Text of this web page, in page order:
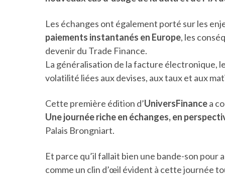
Les échanges ont également porté sur les
paiements instantanés en Europe, les
devenir du Trade Finance.
La généralisation de la facture électronique,
volatilité liées aux devises, aux taux et aux
Cette première édition d’UniversFinancea
Une journée riche en échanges, en
Palais Brongniart.
Et parce qu’il fallait bien une bande-son
comme un clin d’œil évident à cette journée